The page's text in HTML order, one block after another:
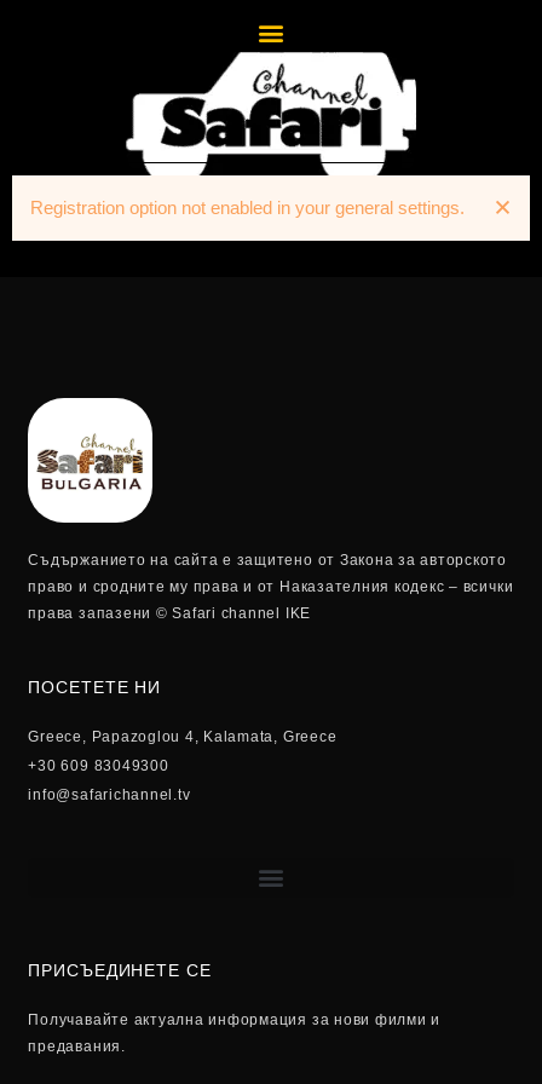
Registration option not enabled in your general settings.
Съдържанието на сайта е защитено от Закона за авторското
право и сродните му права и от Наказателния кодекс – всички
права запазени © Safari channel IKE
ПОСЕТЕТЕ НИ
Greece, Papazoglou 4, Kalamata, Greece
+30 609 83049300
info@safarichannel.tv
ПРИСЪЕДИНЕТЕ СЕ
Получавайте актуална информация за нови филми и
предавания.